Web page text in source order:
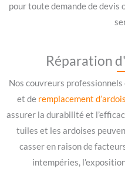
pour toute demande de devis
Réparation
Nos couvreurs
et de remplacement
assurer la durabilité et
tuiles et les ardoises
casser en raison de
intempéries,